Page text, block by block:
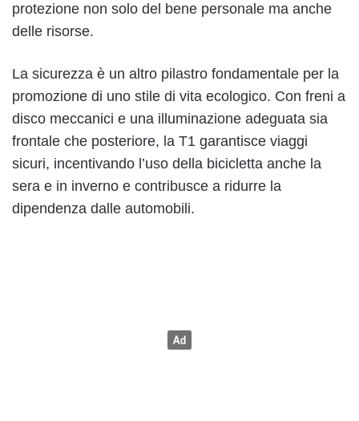
protezione non solo del bene personale ma anche
delle risorse.
La sicurezza è un altro pilastro fondamentale per la
promozione di uno stile di vita ecologico. Con freni a
disco meccanici e una illuminazione adeguata sia
frontale che posteriore, la T1 garantisce viaggi
sicuri, incentivando l’uso della bicicletta anche la
sera e in inverno e contribusce a ridurre la
dipendenza dalle automobili.